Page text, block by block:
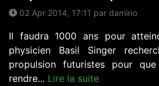
02 Apr 2014, 17:11 par damino
Il faudra 1000 ans pour
physicien Basil Singer
propulsion futuristes pour
rendre... Lire la suite